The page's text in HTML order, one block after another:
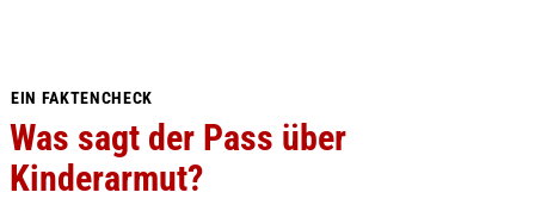
EIN FAKTENCHECK
Was sagt der Pass über
Kinderarmut?